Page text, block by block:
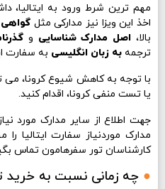
مهم ترین شرط ورود به ایتالیا،
اخذ این ویزا نیز مدارکی مثل گواهی
بالا، اصل مدارک شناسایی و
ترجمه به زبان انگلیسی به سفارت
با توجه به کاهش شیوع کرونا، می
یا تست منفی کرونا، اقدام کنید.
جهت اطلاع از سایر مدارک مورد
مدارک موردنیاز سفارت ایتالیا را
کارشناسان تور سفرهامون تماس
● چه زمانی نسبت به خرید